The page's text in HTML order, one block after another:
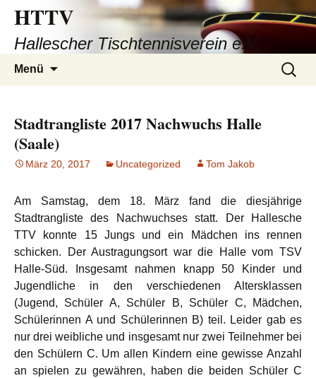
HTTV
Hallescher Tischtennisverein e.V.
Menü
Suchen
nach:
Stadtrangliste 2017 Nachwuchs Halle
(Saale)
März 20, 2017 Uncategorized Tom Jakob
Am Samstag, dem 18. März fand die diesjährige
Stadtrangliste des Nachwuchses statt. Der Hallesche
TTV konnte 15 Jungs und ein Mädchen ins rennen
schicken. Der Austragungsort war die Halle vom TSV
Halle-Süd. Insgesamt nahmen knapp 50 Kinder und
Jugendliche in den verschiedenen Altersklassen
(Jugend, Schüler A, Schüler B, Schüler C, Mädchen,
Schülerinnen A und Schülerinnen B) teil. Leider gab es
nur drei weibliche und insgesamt nur zwei Teilnehmer bei
den Schülern C. Um allen Kindern eine gewisse Anzahl
an spielen zu gewähren, haben die beiden Schüler C